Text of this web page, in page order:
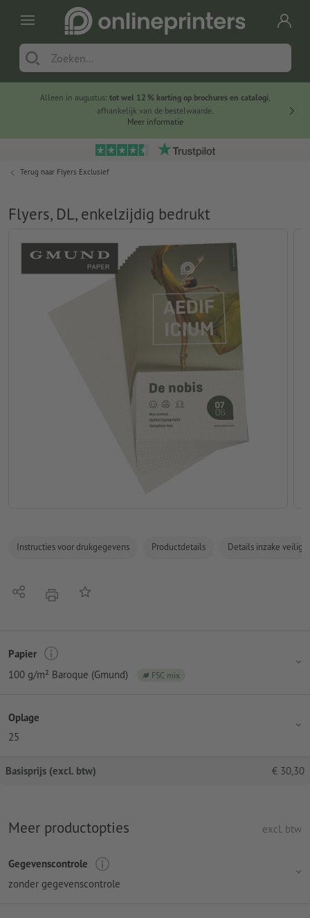
Alleen in augustus: tot wel 12 % korting op brochures en catalogi,
afhankelijk van de bestelwaarde.
Meer informatie
Terug naar Flyers Exclusief
Flyers, DL, enkelzijdig bedrukt
Instructies voor drukgegevens Productdetails Details inzake
Delen afdrukkenOp de lijst
Papier
100 g/m² Baroque (Gmund)
FSC mix
Oplage
25
Basisprijs (excl. btw) € 30,30
Meer productopties excl. btw
Gegevenscontrole
zonder gegevenscontrole